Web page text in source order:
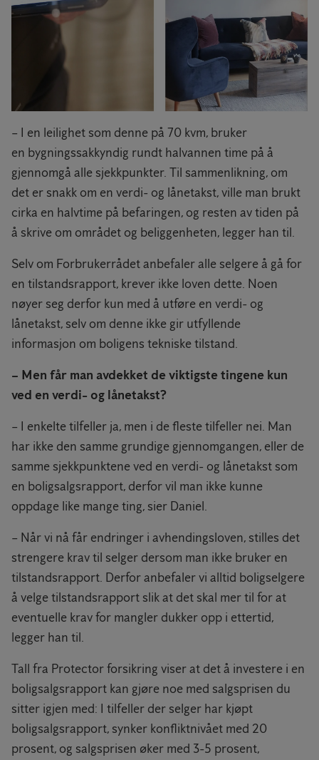
– I en leilighet som denne på 70 kvm, bruker
en bygningssakkyndig rundt halvannen time på å
gjennomgå alle sjekkpunkter. Til sammenlikning, om
det er snakk om en verdi- og lånetakst, ville man brukt
cirka en halvtime på befaringen, og resten av tiden på
å skrive om området og beliggenheten, legger han til.
Selv om Forbrukerrådet anbefaler alle selgere å gå for
en tilstandsrapport, krever ikke loven dette. Noen
nøyer seg derfor kun med å utføre en verdi- og
lånetakst, selv om denne ikke gir utfyllende
informasjon om boligens tekniske tilstand.
– Men får man avdekket de viktigste tingene kun
ved en verdi- og lånetakst?
– I enkelte tilfeller ja, men i de fleste tilfeller nei. Man
har ikke den samme grundige gjennomgangen, eller de
samme sjekkpunktene ved en verdi- og lånetakst som
en boligsalgsrapport, derfor vil man ikke kunne
oppdage like mange ting, sier Daniel.
– Når vi nå får endringer i avhendingsloven, stilles det
strengere krav til selger dersom man ikke bruker en
tilstandsrapport. Derfor anbefaler vi alltid boligselgere
å velge tilstandsrapport slik at det skal mer til for at
eventuelle krav for mangler dukker opp i ettertid,
legger han til.
Tall fra Protector forsikring viser at det å investere i en
boligsalgsrapport kan gjøre noe med salgsprisen du
sitter igjen med: I tilfeller der selger har kjøpt
boligsalgsrapport, synker konfliktnivået med 20
prosent, og salgsprisen øker med 3-5 prosent,